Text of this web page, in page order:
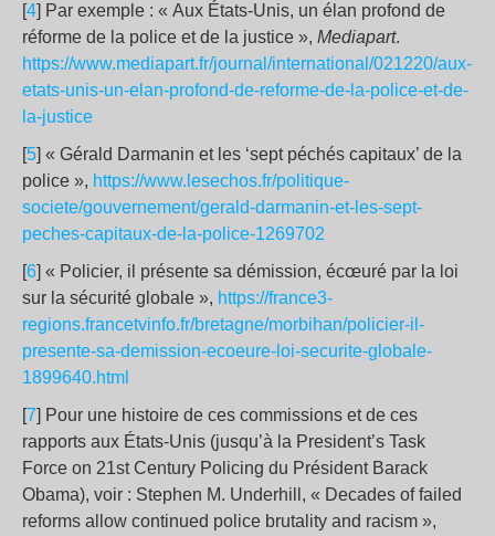
[4] Par exemple : « Aux États-Unis, un élan profond de
réforme de la police et de la justice », Mediapart.
https://www.mediapart.fr/journal/international/021220/aux-
etats-unis-un-elan-profond-de-reforme-de-la-police-et-de-
la-justice
[5] « Gérald Darmanin et les ‘sept péchés capitaux’ de la
police », https://www.lesechos.fr/politique-
societe/gouvernement/gerald-darmanin-et-les-sept-
peches-capitaux-de-la-police-1269702
[6] « Policier, il présente sa démission, écœuré par la loi
sur la sécurité globale », https://france3-
regions.francetvinfo.fr/bretagne/morbihan/policier-il-
presente-sa-demission-ecoeure-loi-securite-globale-
1899640.html
[7] Pour une histoire de ces commissions et de ces
rapports aux États-Unis (jusqu’à la President’s Task
Force on 21st Century Policing du Président Barack
Obama), voir : Stephen M. Underhill, « Decades of failed
reforms allow continued police brutality and racism »,